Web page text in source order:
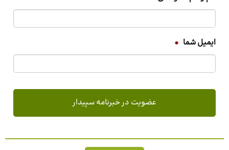
ایمیل شما *